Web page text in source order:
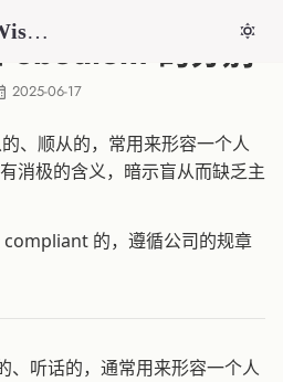
Know Your Wisdom
obedient 的分别
2025-06-17
、顺从的，常用来形容一个人
消极的含义，暗示盲从而缺乏主
的，遵循公司的规章
、听话的，通常用来形容一个人